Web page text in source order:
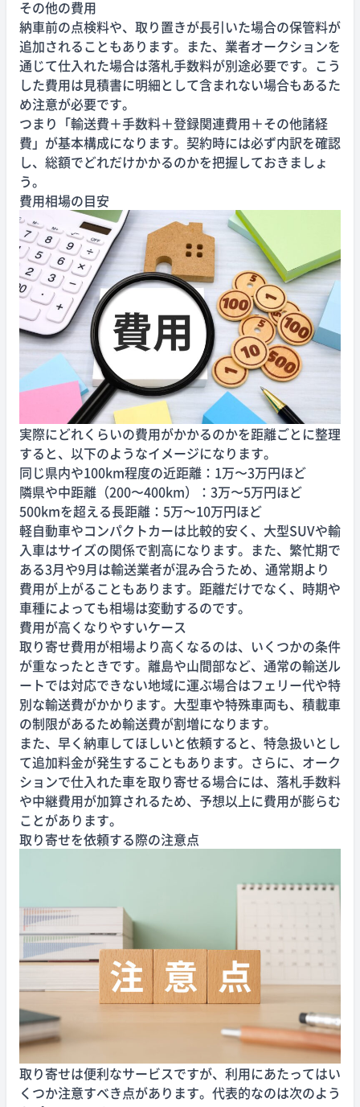
その他の費用
納車前の点検料や、取り置きが長引いた場合の保管料が
追加されることもあります。また、業者オークションを
通じて仕入れた場合は落札手数料が別途必要です。こう
した費用は見積書に明細として含まれない場合もあるた
め注意が必要です。
つまり「輸送費＋手数料＋登録関連費用＋その他諸経
費」が基本構成になります。契約時には必ず内訳を確認
し、総額でどれだけかかるのかを把握しておきましょ
う。
費用相場の目安
実際にどれくらいの費用がかかるのかを距離ごとに整理
すると、以下のようなイメージになります。
同じ県内や100km程度の近距離：1万〜3万円ほど
隣県や中距離（200〜400km）：3万〜5万円ほど
500kmを超える長距離：5万〜10万円ほど
軽自動車やコンパクトカーは比較的安く、大型SUVや輸
入車はサイズの関係で割高になります。また、繁忙期で
ある3月や9月は輸送業者が混み合うため、通常期より
費用が上がることもあります。距離だけでなく、時期や
車種によっても相場は変動するのです。
費用が高くなりやすいケース
取り寄せ費用が相場より高くなるのは、いくつかの条件
が重なったときです。離島や山間部など、通常の輸送ル
ートでは対応できない地域に運ぶ場合はフェリー代や特
別な輸送費がかかります。大型車や特殊車両も、積載車
の制限があるため輸送費が割増になります。
また、早く納車してほしいと依頼すると、特急扱いとし
て追加料金が発生することもあります。さらに、オーク
ションで仕入れた車を取り寄せる場合には、落札手数料
や中継費用が加算されるため、予想以上に費用が膨らむ
ことがあります。
取り寄せを依頼する際の注意点
取り寄せは便利なサービスですが、利用にあたってはい
くつか注意すべき点があります。代表的なのは次のよう